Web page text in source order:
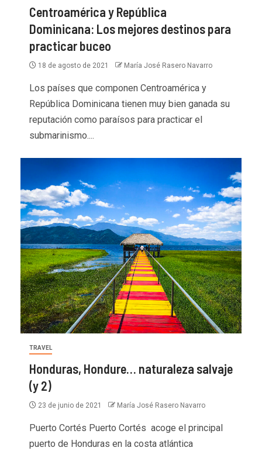
Centroamérica y República
Dominicana: Los mejores destinos para
practicar buceo
18 de agosto de 2021 María José Rasero Navarro
Los países que componen Centroamérica y
República Dominicana tienen muy bien ganada su
reputación como paraísos para practicar el
submarinismo....
TRAVEL
Honduras, Hondure… naturaleza salvaje
(y 2)
23 de junio de 2021 María José Rasero Navarro
Puerto Cortés Puerto Cortés acoge el principal
puerto de Honduras en la costa atlántica